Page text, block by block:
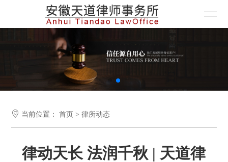
 当前位置：首页 >律所动态
律动天长 法润千秋 | 天道律